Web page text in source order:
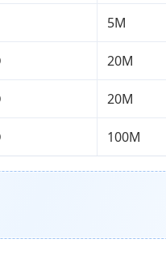
5M
20M
20M
100M